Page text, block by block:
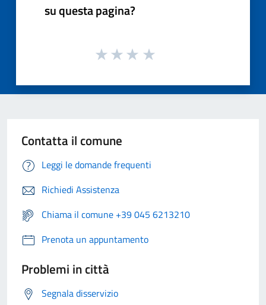
su questa pagina?
Contatta il comune
Leggi le domande frequenti
Richiedi Assistenza
Chiama il comune +39 045 6213210
Prenota un appuntamento
Problemi in città
Segnala disservizio